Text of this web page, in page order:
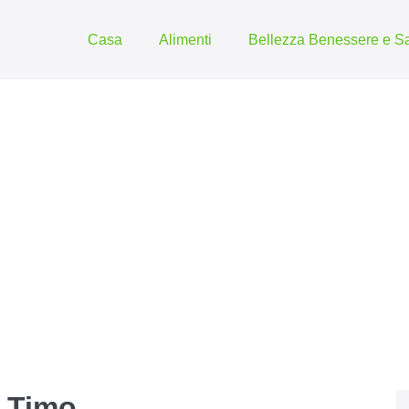
Casa Alimenti Bellezza Benessere e